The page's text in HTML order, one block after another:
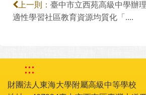
上一則： 臺中市立西苑高級中學辦
適性學習社區教育資源均質化「....
:::
財團法人東海大學附屬高級中等學校